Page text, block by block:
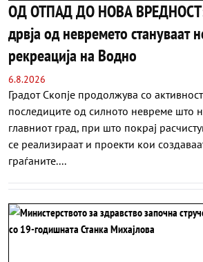
ОД ОТПАД ДО НОВА ВРЕДНОСТ:
дрвја од невремето стануваат
рекреација на Водно
6.8.2026
Градот Скопје продолжува со
последиците од силното невреме што
главниот град, при што покрај
се реализираат и проекти кои
граѓаните....